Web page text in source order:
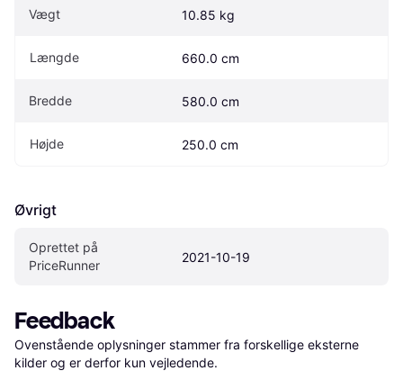
Vægt 10.85 kg
Længde 660.0 cm
Bredde 580.0 cm
Højde 250.0 cm
Øvrigt
Oprettet på
PriceRunner
2021-10-19
Feedback
Ovenstående oplysninger stammer fra forskellige eksterne
kilder og er derfor kun vejledende.